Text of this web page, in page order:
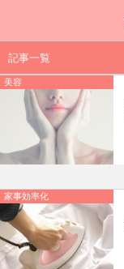
記事一覧
美容
家事効率化